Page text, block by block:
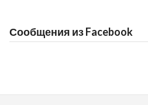
Сообщения из Facebook